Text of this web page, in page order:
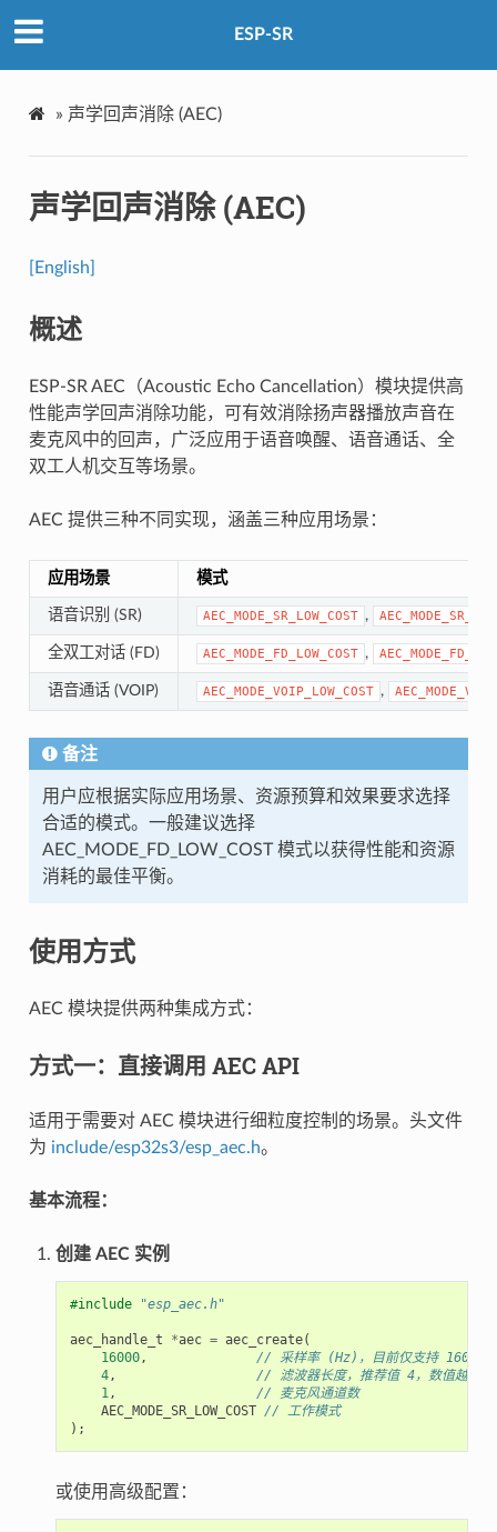
ESP-SR
» 声学回声消除 (AEC)
声学回声消除 (AEC)
[English]
概述
ESP-SR AEC（Acoustic Echo Cancellation）模块提供高
性能声学回声消除功能，可有效消除扬声器播放声音在
麦克风中的回声，广泛应用于语音唤醒、语音通话、全
双工人机交互等场景。
AEC 提供三种不同实现，涵盖三种应用场景：
应用场景 模式
语音识别 (SR) AEC_MODE_SR_LOW_COST ,
全双工对话 (FD) AEC_MODE_FD_LOW_COST ,
语音通话 (VOIP) AEC_MODE_VOIP_LOW_COST ,
备注
用户应根据实际应用场景、资源预算和效果要求选择
合适的模式。一般建议选择
AEC_MODE_FD_LOW_COST 模式以获得性能和资源
消耗的最佳平衡。
使用方式
AEC 模块提供两种集成方式：
方式一：直接调用 AEC API
适用于需要对 AEC 模块进行细粒度控制的场景。头文件
为 include/esp32s3/esp_aec.h。
基本流程：
创建 AEC 实例
#include "esp_aec.h"
aec_handle_t *aec = aec_create(
16000,
// 采样率 (Hz)，目前仅支持 16000
4,
// 滤波器长度，推荐值 4，数值越大资
1,
// 麦克风通道数
AEC_MODE_SR_LOW_COST // 工作模式
);
或使用高级配置：